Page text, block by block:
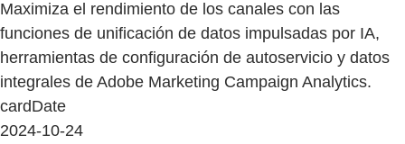
Maximiza el rendimiento de los canales con las
funciones de unificación de datos impulsadas por IA,
herramientas de configuración de autoservicio y datos
integrales de Adobe Marketing Campaign Analytics.
cardDate
2024-10-24